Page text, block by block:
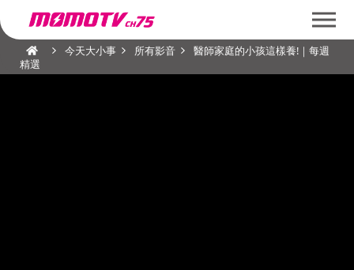
今天大小事 所有影音
醫師家庭的小孩這樣養!｜每週
精選